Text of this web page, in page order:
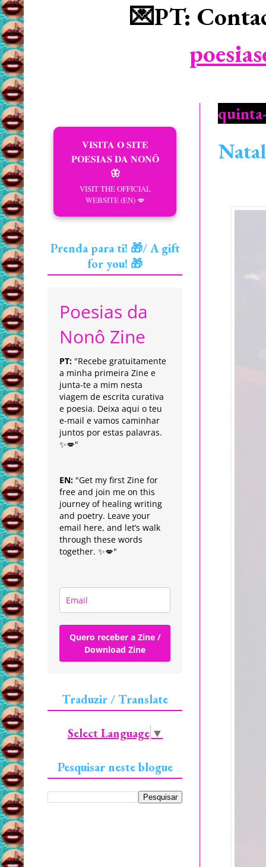
💌PT:
VISITA O SITE
POESIAS DA NONÔ
🦋
VISIT THE OFFICIAL
WEBSITE (EN) 💋
Prenda para ti! 🎁/ A gift
for you! 🎁
Poesias da
Nonô Zine
PT: "Recebe gratuitamente
a minha primeira Zine e
junta-te a mim nesta
viagem de escrita curativa
e poesia. Deixa aqui o teu
e-mail e vamos caminhar
juntos por estas palavras.
✨💋"
EN: "Get my first Zine for
free and join me on this
journey of healing writing
and poetry. Leave your
email here, and let’s walk
through these words
together. ✨💋"
Quero receber a Zine /
Download Zine
Traduzir / Translate
Select Language ▼
Pesquisar neste blogue